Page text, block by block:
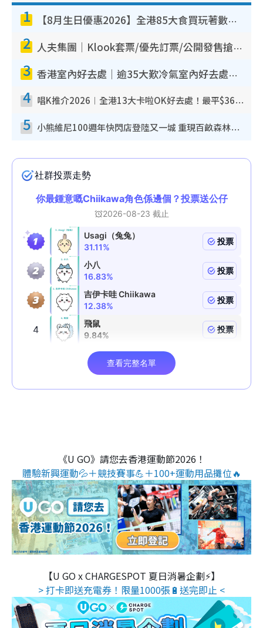
1 【8月生日優惠2026】全港85大食買玩著數攻略 自助餐/火鍋放題同行免費＋誠品/DONKI送現金券
2 人夫集團｜Klook套票/優先訂票/公開發售搶飛攻略！附票價.購票連結.場地座位表
3 香港室內好去處｜逾35大歎冷氣室內好去處推介 室內活動免費避雨無懼落雨
4 唱K推介2026︱全港13大卡啦OK好去處！最平$36起 日文K都有！(附地址+收費詳情)
5 小熊維尼100週年快閃店登陸又一城 重現百畝森林經典場景／獨家限定盲盒登場／專屬DIY香水
《U GO》請您去香港運動節2026！
體驗新興運動💦＋競技賽事💪＋100+運動用品攤位🔥
【U GO x CHARGESPOT 夏日消暑企劃⚡】
> 打卡即送充電券！限量1000張🔋送完即止 <